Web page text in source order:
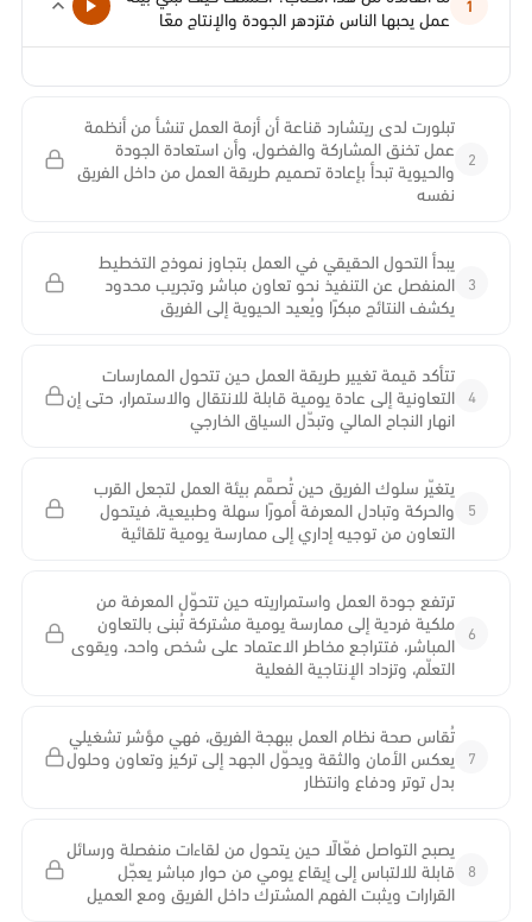
1
عمل يحبها الناس فتزدهر الجودة والإنتاج معًا
2
تبلورت لدى ريتشارد قناعة أن أزمة العمل تنشأ من أنظمة
عمل تخنق المشاركة والفضول، وأن استعادة الجودة
والحيوية تبدأ بإعادة تصميم طريقة العمل من داخل الفريق
نفسه
3
يبدأ التحول الحقيقي في العمل بتجاوز نموذج التخطيط
المنفصل عن التنفيذ نحو تعاون مباشر وتجريب محدود
يكشف النتائج مبكرًا ويُعيد الحيوية إلى الفريق
4
تتأكد قيمة تغيير طريقة العمل حين تتحول الممارسات
التعاونية إلى عادة يومية قابلة للانتقال والاستمرار، حتى إن
انهار النجاح المالي وتبدّل السياق الخارجي
5
يتغيّر سلوك الفريق حين تُصمَّم بيئة العمل لتجعل القرب
والحركة وتبادل المعرفة أمورًا سهلة وطبيعية، فيتحول
التعاون من توجيه إداري إلى ممارسة يومية تلقائية
6
ترتفع جودة العمل واستمراريته حين تتحوّل المعرفة من
ملكية فردية إلى ممارسة يومية مشتركة تُبنى بالتعاون
المباشر، فتتراجع مخاطر الاعتماد على شخص واحد، ويقوى
التعلّم، وتزداد الإنتاجية الفعلية
7
تُقاس صحة نظام العمل ببهجة الفريق، فهي مؤشر تشغيلي
يعكس الأمان والثقة ويحوّل الجهد إلى تركيز وتعاون وحلول
بدل توتر ودفاع وانتظار
8
يصبح التواصل فعّالًا حين يتحول من لقاءات منفصلة ورسائل
قابلة للالتباس إلى إيقاع يومي من حوار مباشر يعجّل
القرارات ويثبت الفهم المشترك داخل الفريق ومع العميل